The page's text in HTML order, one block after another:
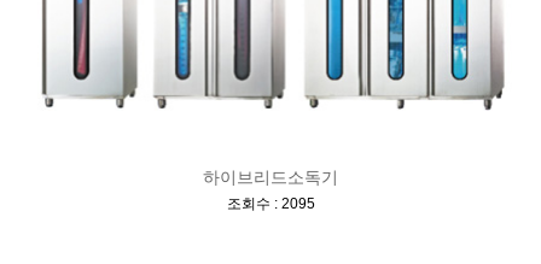
하이브리드소독기
조회수 : 2095]